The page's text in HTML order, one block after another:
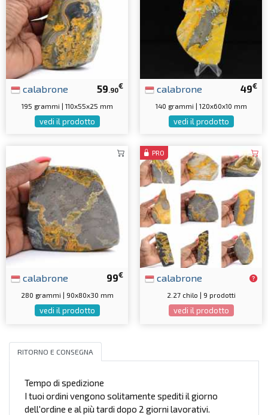
59 .90€
calabrone
195 grammi | 110x55x25 mm
vedi il prodotto
49€
calabrone
140 grammi | 120x60x10 mm
vedi il prodotto
99€
calabrone
280 grammi | 90x80x30 mm
vedi il prodotto
PRO
calabrone
2.27 chilo | 9 prodotti
vedi il prodotto
RITORNO E CONSEGNA
Tempo di spedizione
I tuoi ordini vengono solitamente spediti il giorno
dell'ordine e al più tardi dopo 2 giorni lavorativi.